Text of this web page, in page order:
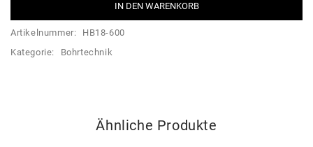
IN DEN WARENKORB
Artikelnummer:
HB18-600
Kategorie:
Bohrtechnik
Ähnliche Produkte